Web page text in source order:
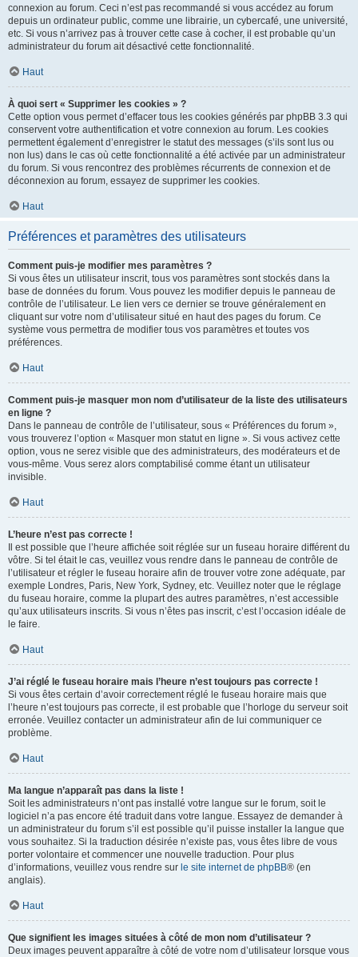
connexion au forum. Ceci n’est pas recommandé si vous accédez au forum
depuis un ordinateur public, comme une librairie, un cybercafé, une université,
etc. Si vous n’arrivez pas à trouver cette case à cocher, il est probable qu’un
administrateur du forum ait désactivé cette fonctionnalité.
Haut
À quoi sert « Supprimer les cookies » ?
Cette option vous permet d’effacer tous les cookies générés par phpBB 3.3 qui
conservent votre authentification et votre connexion au forum. Les cookies
permettent également d’enregistrer le statut des messages (s’ils sont lus ou
non lus) dans le cas où cette fonctionnalité a été activée par un administrateur
du forum. Si vous rencontrez des problèmes récurrents de connexion et de
déconnexion au forum, essayez de supprimer les cookies.
Haut
Préférences et paramètres des utilisateurs
Comment puis-je modifier mes paramètres ?
Si vous êtes un utilisateur inscrit, tous vos paramètres sont stockés dans la
base de données du forum. Vous pouvez les modifier depuis le panneau de
contrôle de l’utilisateur. Le lien vers ce dernier se trouve généralement en
cliquant sur votre nom d’utilisateur situé en haut des pages du forum. Ce
système vous permettra de modifier tous vos paramètres et toutes vos
préférences.
Haut
Comment puis-je masquer mon nom d’utilisateur de la liste des utilisateurs
en ligne ?
Dans le panneau de contrôle de l’utilisateur, sous « Préférences du forum »,
vous trouverez l’option « Masquer mon statut en ligne ». Si vous activez cette
option, vous ne serez visible que des administrateurs, des modérateurs et de
vous-même. Vous serez alors comptabilisé comme étant un utilisateur
invisible.
Haut
L’heure n’est pas correcte !
Il est possible que l’heure affichée soit réglée sur un fuseau horaire différent du
vôtre. Si tel était le cas, veuillez vous rendre dans le panneau de contrôle de
l’utilisateur et régler le fuseau horaire afin de trouver votre zone adéquate, par
exemple Londres, Paris, New York, Sydney, etc. Veuillez noter que le réglage
du fuseau horaire, comme la plupart des autres paramètres, n’est accessible
qu’aux utilisateurs inscrits. Si vous n’êtes pas inscrit, c’est l’occasion idéale de
le faire.
Haut
J’ai réglé le fuseau horaire mais l’heure n’est toujours pas correcte !
Si vous êtes certain d’avoir correctement réglé le fuseau horaire mais que
l’heure n’est toujours pas correcte, il est probable que l’horloge du serveur soit
erronée. Veuillez contacter un administrateur afin de lui communiquer ce
problème.
Haut
Ma langue n’apparaît pas dans la liste !
Soit les administrateurs n’ont pas installé votre langue sur le forum, soit le
logiciel n’a pas encore été traduit dans votre langue. Essayez de demander à
un administrateur du forum s’il est possible qu’il puisse installer la langue que
vous souhaitez. Si la traduction désirée n’existe pas, vous êtes libre de vous
porter volontaire et commencer une nouvelle traduction. Pour plus
d’informations, veuillez vous rendre sur le site internet de phpBB® (en
anglais).
Haut
Que signifient les images situées à côté de mon nom d’utilisateur ?
Deux images peuvent apparaître à côté de votre nom d’utilisateur lorsque vous